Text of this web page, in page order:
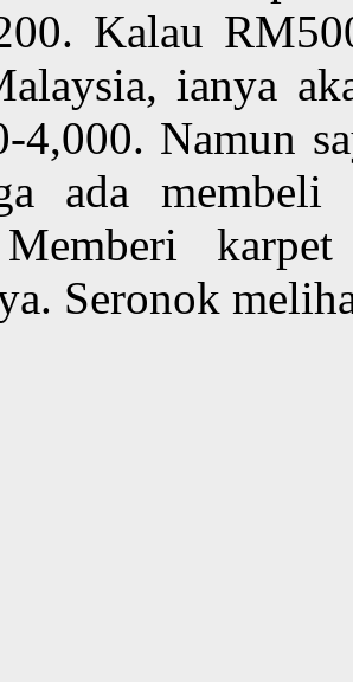
Kalau
ianya
4,000. Namun
ada membeli
Seronok